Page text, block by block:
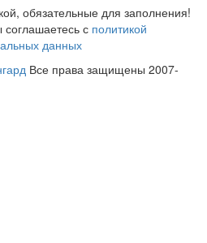
обязательные для заполнения!
с политикой
данных
Все права защищены 2007-